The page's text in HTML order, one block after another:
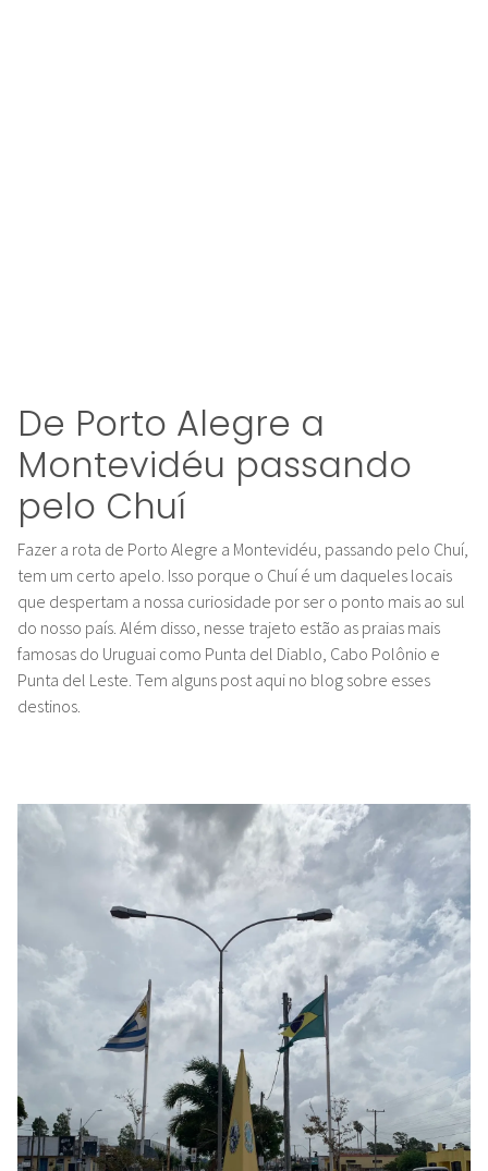
De Porto Alegre a
Montevidéu passando
pelo Chuí
Fazer a rota de Porto Alegre a Montevidéu, passando pelo Chuí,
tem um certo apelo. Isso porque o Chuí é um daqueles locais
que despertam a nossa curiosidade por ser o ponto mais ao sul
do nosso país. Além disso, nesse trajeto estão as praias mais
famosas do Uruguai como Punta del Diablo, Cabo Polônio e
Punta del Leste. Tem alguns post aqui no blog sobre esses
destinos.